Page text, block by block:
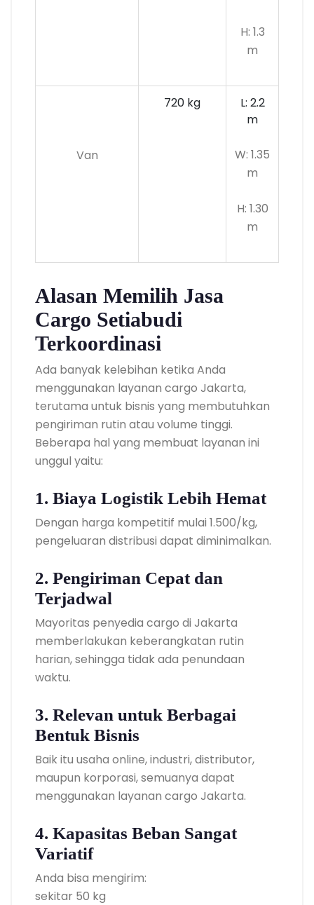
H: 1.3
m
Van
720 kg
L: 2.2
m
W: 1.35
m
H: 1.30
m
Alasan Memilih Jasa
Cargo Setiabudi
Terkoordinasi
Ada banyak kelebihan ketika Anda
menggunakan layanan cargo Jakarta,
terutama untuk bisnis yang membutuhkan
pengiriman rutin atau volume tinggi.
Beberapa hal yang membuat layanan ini
unggul yaitu:
1. Biaya Logistik Lebih Hemat
Dengan harga kompetitif mulai 1.500/kg,
pengeluaran distribusi dapat diminimalkan.
2. Pengiriman Cepat dan
Terjadwal
Mayoritas penyedia cargo di Jakarta
memberlakukan keberangkatan rutin
harian, sehingga tidak ada penundaan
waktu.
3. Relevan untuk Berbagai
Bentuk Bisnis
Baik itu usaha online, industri, distributor,
maupun korporasi, semuanya dapat
menggunakan layanan cargo Jakarta.
4. Kapasitas Beban Sangat
Variatif
Anda bisa mengirim:
sekitar 50 kg